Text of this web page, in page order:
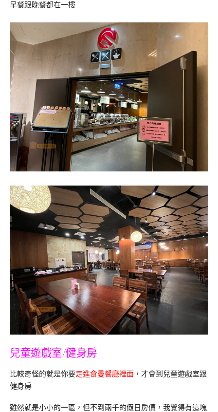
早餐跟晚餐都在一樓
兒童遊戲室/健身房
比較奇怪的就是你要走進食曼餐廳裡面 ，才會到兒童遊戲室跟
健身房
雖然就是小小的一區，但不到兩千的假日房價，我覺得有這塊